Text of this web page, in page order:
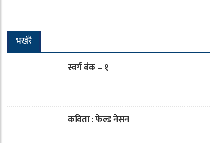
भर्खरै
स्वर्ग बंक – १
कविता : फेल्ड नेसन